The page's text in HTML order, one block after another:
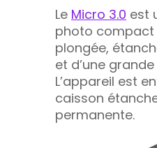
Le Micro 3.0 est
photo compact
plongée,
et d’une
L’appareil est
caisson
permanente.